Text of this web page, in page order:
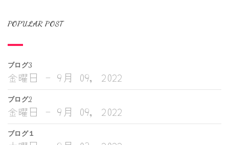
POPULAR POST
ブログ3
金曜日 - 9月 09, 2022
ブログ2
金曜日 - 9月 09, 2022
ブログ１